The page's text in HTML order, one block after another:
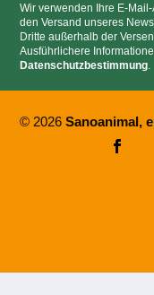
Wir verwenden Ihre E-
den Versand unseres
Dritte außerhalb der
Ausführlichere
Datenschutzbestimmung.
© 2026Sanoanimal,